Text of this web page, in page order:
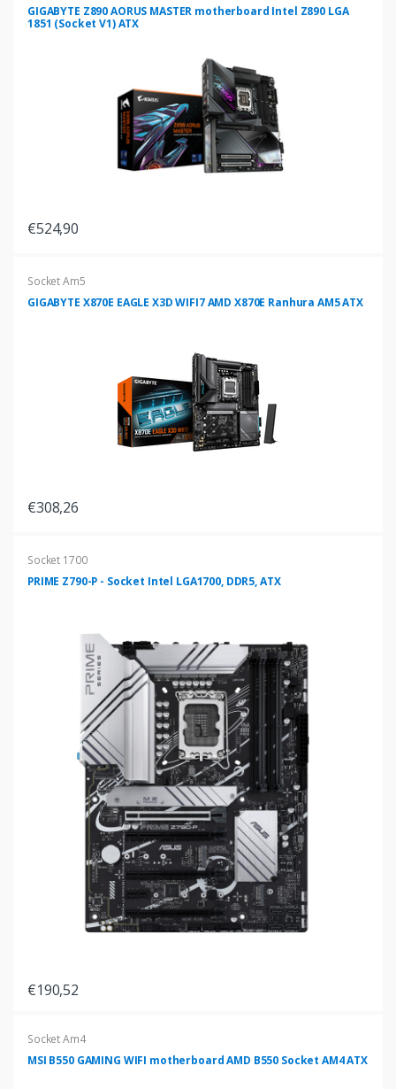
GIGABYTE Z890 AORUS MASTER motherboard Intel Z890 LGA
1851 (Socket V1) ATX
€524,90
Socket Am5
GIGABYTE X870E EAGLE X3D WIFI7 AMD X870E Ranhura AM5 ATX
€308,26
Socket 1700
PRIME Z790-P - Socket Intel LGA1700, DDR5, ATX
€190,52
Socket Am4
MSI B550 GAMING WIFI motherboard AMD B550 Socket AM4 ATX